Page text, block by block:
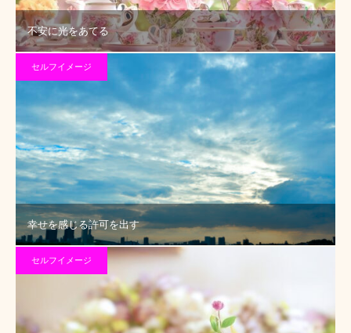
不安に光をあてる
セルフイメージ
幸せを感じる許可を出す
セルフイメージ